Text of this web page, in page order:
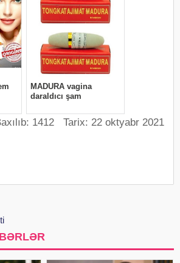
1412 Tarix: 22 oktyabr 2021